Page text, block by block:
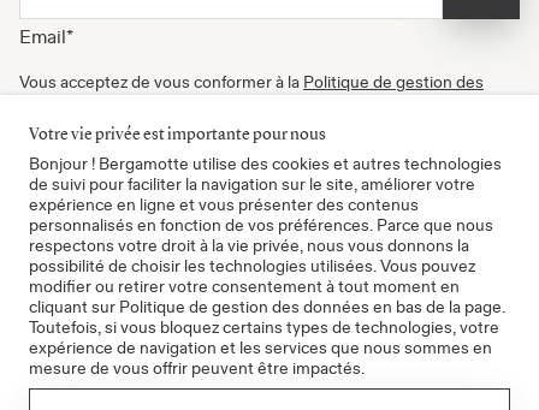
Email*
Vous acceptez de vous conformer à la Politique de gestion des
newsletters. Vous pouvez vous désinscrire à tout moment.
Certifié B Corp
Votre vie privée est importante pour nous
Bonjour ! Bergamotte utilise des cookies et autres technologies
de suivi pour faciliter la navigation sur le site, améliorer votre
expérience en ligne et vous présenter des contenus
personnalisés en fonction de vos préférences. Parce que nous
respectons votre droit à la vie privée, nous vous donnons la
possibilité de choisir les technologies utilisées. Vous pouvez
modifier ou retirer votre consentement à tout moment en
cliquant sur Politique de gestion des données en bas de la page.
Toutefois, si vous bloquez certains types de technologies, votre
expérience de navigation et les services que nous sommes en
mesure de vous offrir peuvent être impactés.